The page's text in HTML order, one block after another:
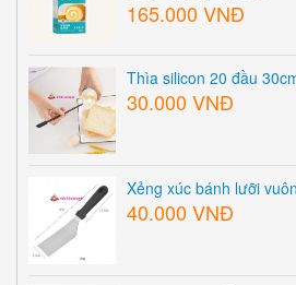
165.000 VNĐ
Thìa silicon 20 đầu
30.000 VNĐ
Xẻng xúc bánh lưỡi
40.000 VNĐ